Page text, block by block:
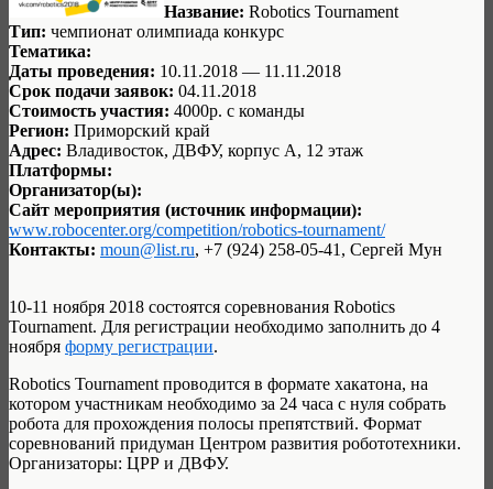
Название: Robotics Tournament
Тип: чемпионат олимпиада конкурс
Тематика:
Даты проведения: 10.11.2018 — 11.11.2018
Срок подачи заявок: 04.11.2018
Стоимость участия: 4000р. с команды
Регион: Приморский край
Адрес: Владивосток, ДВФУ, корпус А, 12 этаж
Платформы:
Организатор(ы):
Сайт мероприятия (источник информации):
www.robocenter.org/competition/robotics-tournament/
Контакты: moun@list.ru, +7 (924) 258-05-41, Сергей Мун
10-11 ноября 2018 состоятся соревнования Robotics
Tournament. Для регистрации необходимо заполнить до 4
ноября форму регистрации.
Robotics Tournament проводится в формате хакатона, на
котором участникам необходимо за 24 часа с нуля собрать
робота для прохождения полосы препятствий. Формат
соревнований придуман Центром развития робототехники.
Организаторы: ЦРР и ДВФУ.